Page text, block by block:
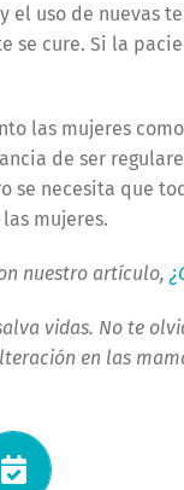
el uso de nuevas
se cure. Si la
las mujeres
de ser
se necesita que
mujeres.
nuestro artículo,
vidas. No te
en las